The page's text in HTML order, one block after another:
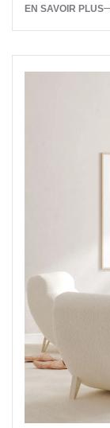
EN SAVOIR PLUS